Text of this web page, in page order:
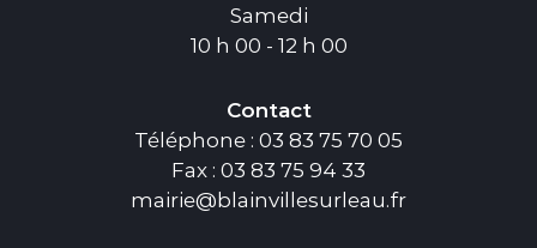
Samedi
10 h 00 - 12 h 00
Contact
Téléphone : 03 83 75 70 05
Fax : 03 83 75 94 33
mairie@blainvillesurleau.fr